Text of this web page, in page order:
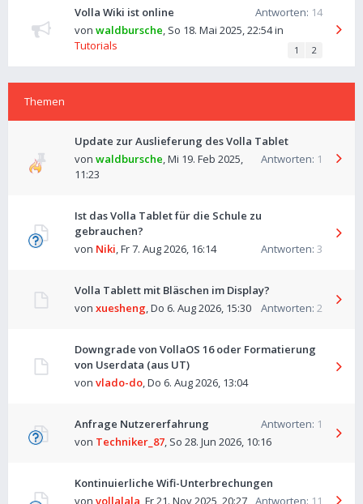
Volla Wiki ist online Antworten: 14
von waldbursche, So 18. Mai 2025, 22:54in
Tutorials
1 2
Themen
Update zur Auslieferung des Volla Tablet
Antworten: 1
von waldbursche,Mi 19. Feb 2025,
11:23
Ist das Volla Tablet für die Schule zu
gebrauchen?
Antworten: 3
von Niki,Fr 7. Aug 2026, 16:14
Volla Tablett mit Bläschen im Display?
Antworten: 2
von xuesheng,Do 6. Aug 2026, 15:30
Downgrade von VollaOS 16 oder Formatierung
von Userdata (aus UT)
von vlado-do,Do 6. Aug 2026, 13:04
Anfrage Nutzererfahrung Antworten: 1
von Techniker_87, So 28. Jun 2026, 10:16
Kontinuierliche Wifi-Unterbrechungen
Antworten: 11
von vollalala Fr 21. Nov 2025, 20:27